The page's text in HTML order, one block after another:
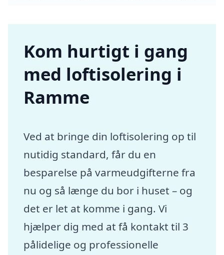
Kom hurtigt i gang
med loftisolering i
Ramme
Ved at bringe din loftisolering op til
nutidig standard, får du en
besparelse på varmeudgifterne fra
nu og så længe du bor i huset – og
det er let at komme i gang. Vi
hjælper dig med at få kontakt til 3
pålidelige og professionelle